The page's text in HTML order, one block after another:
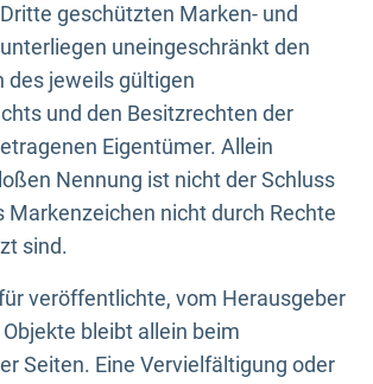
geschützten Marken- und
uneingeschränkt den
des jeweils gültigen
und den Besitzrechten der
Eigentümer. Allein
Nennung ist nicht der Schluss
Markenzeichen nicht durch Rechte
sind.
veröffentlichte, vom Herausgeber
bleibt allein beim
Seiten. Eine Vervielfältigung oder